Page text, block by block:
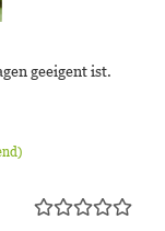
geeigent ist.